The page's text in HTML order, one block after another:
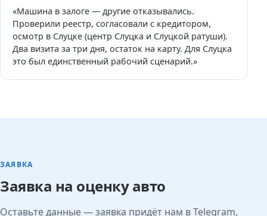
«Машина в залоге — другие отказывались.
Проверили реестр, согласовали с кредитором,
осмотр в Слуцке (центр Слуцка и Слуцкой ратуши).
Два визита за три дня, остаток на карту. Для Слуцка
это был единственный рабочий сценарий.»
ЗАЯВКА
Заявка на оценку авто
Оставьте данные — заявка придёт нам в Telegram,